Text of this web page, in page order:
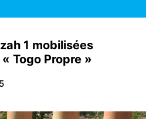
1 mobilisées
Togo Propre »
5